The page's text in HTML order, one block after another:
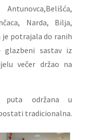
Narda, Bilja,
je potrajala do ranih
glazbeni sastav iz
večer držao na
puta održana u
tradicionalna.